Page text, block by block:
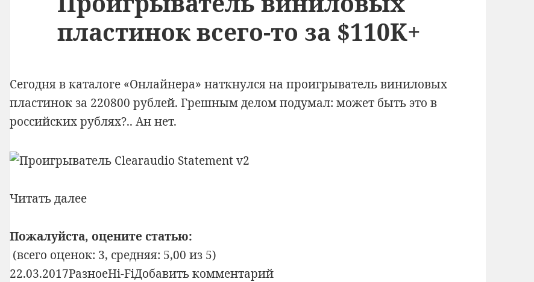
пластинок всего-то за $110K+
Сегодня в каталоге «Онлайнера» наткнулся на проигрыватель виниловых
пластинок за 220800 рублей. Грешным делом подумал: может быть это в
российских рублях?.. Ан нет.
Читать далееПроигрыватель
пластинок
всего-
то
Пожалуйста, оцените статью:
(всего оценок: 3, средняя: 5,00 из 5)
Опубликовано
22.03.2017Рубрики
РазноеМетки
Hi-FiДобавить комментарийк